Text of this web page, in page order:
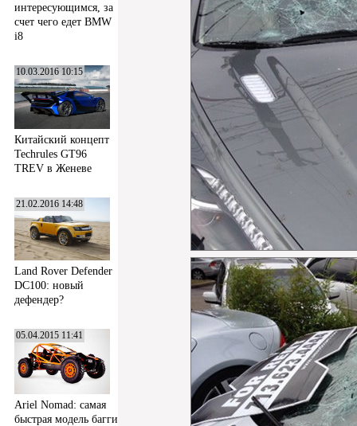
интересующимся, за
счет чего едет BMW
i8
10.03.2016 10:15
Китайский концепт
Techrules GT96
TREV в Женеве
21.02.2016 14:48
Land Rover Defender
DC100: новый
дефендер?
05.04.2015 11:41
Ariel Nomad: самая
быстрая модель багги